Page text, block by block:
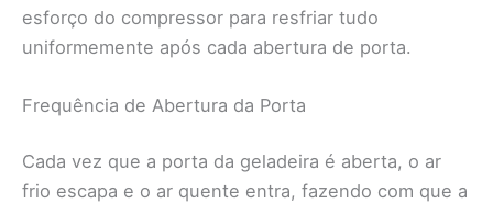
esforço do compressor para resfriar tudo
uniformemente após cada abertura de porta.
Frequência de Abertura da Porta
Cada vez que a porta da geladeira é aberta, o ar
frio escapa e o ar quente entra, fazendo com que a